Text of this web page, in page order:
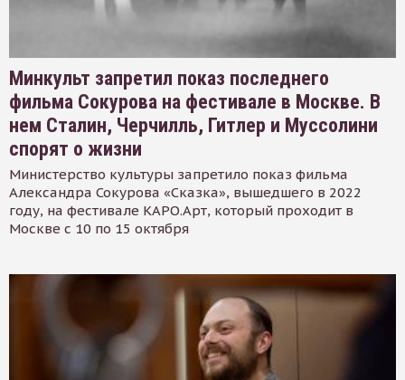
Минкульт запретил показ последнего
фильма Сокурова на фестивале в Москве. В
нем Сталин, Черчилль, Гитлер и Муссолини
спорят о жизни
Министерство культуры запретило показ фильма
Александра Сокурова «Сказка», вышедшего в 2022
году, на фестивале КАРО.Арт, который проходит в
Москве с 10 по 15 октября